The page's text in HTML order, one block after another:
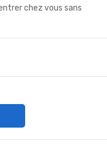
chez vous sans